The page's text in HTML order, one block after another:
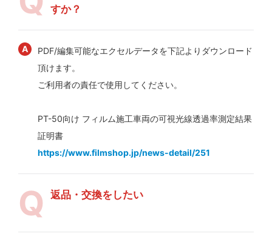
すか？
PDF/編集可能なエクセルデータを下記よりダウンロード
頂けます。
ご利用者の責任で使用してください。
PT-50向け フィルム施工車両の可視光線透過率測定結果
証明書
https://www.filmshop.jp/news-detail/251
返品・交換をしたい